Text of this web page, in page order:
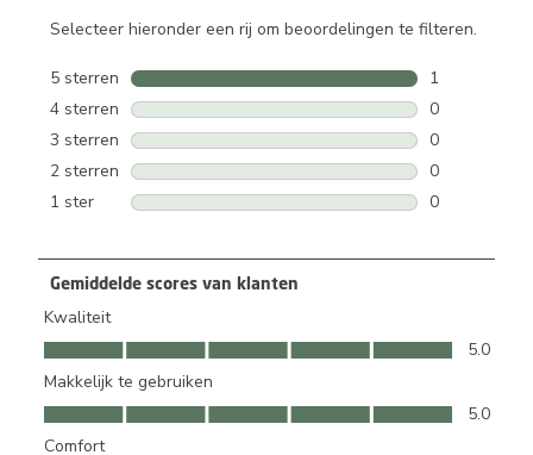
Selecteer hieronder een rij om beoordelingen te filteren.
5 sterren sterren
1
1
4 sterren sterren
0
0
3 sterren sterren
0
0
2 sterren sterren
0
0
1 ster sterren
0
Gemiddelde scores van klanten
Kwaliteit
Kwaliteit, 5.0 van 5
5.0
Makkelijk te gebruiken
Makkelijk te gebruiken, 5.0 van 5
5.0
Comfort